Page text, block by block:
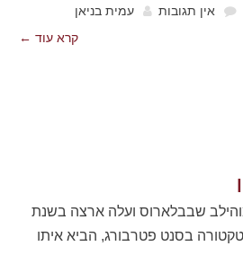
אין תגובות
עמית בניאן
קרא עוד ←
מוהילב שבבלארוס ועלה ארצה בשנת
בסנט פטרבורג, הביא איתו